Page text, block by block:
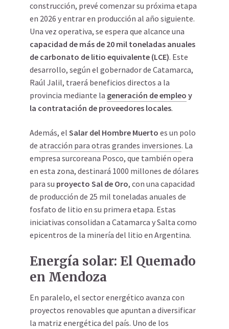
construcción, prevé comenzar su próxima etapa
en 2026 y entrar en producción al año siguiente.
Una vez operativa, se espera que alcance una
capacidad de más de 20 mil toneladas anuales
de carbonato de litio equivalente (LCE). Este
desarrollo, según el gobernador de Catamarca,
Raúl Jalil, traerá beneficios directos a la
provincia mediante la generación de empleo y
la contratación de proveedores locales.
Además, el Salar del Hombre Muerto es un polo
de atracción para otras grandes inversiones. La
empresa surcoreana Posco, que también opera
en esta zona, destinará 1000 millones de dólares
para su proyecto Sal de Oro, con una capacidad
de producción de 25 mil toneladas anuales de
fosfato de litio en su primera etapa. Estas
iniciativas consolidan a Catamarca y Salta como
epicentros de la minería del litio en Argentina.
Energía solar: El Quemado
en Mendoza
En paralelo, el sector energético avanza con
proyectos renovables que apuntan a diversificar
la matriz energética del país. Uno de los